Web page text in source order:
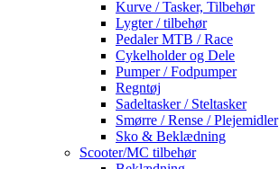
Kurve / Tasker, Tilbehør
Lygter / tilbehør
Pedaler MTB / Race
Cykelholder og Dele
Pumper / Fodpumper
Regntøj
Sadeltasker / Steltasker
Smørre / Rense / Plejemidler
Sko & Beklædning
Scooter/MC tilbehør